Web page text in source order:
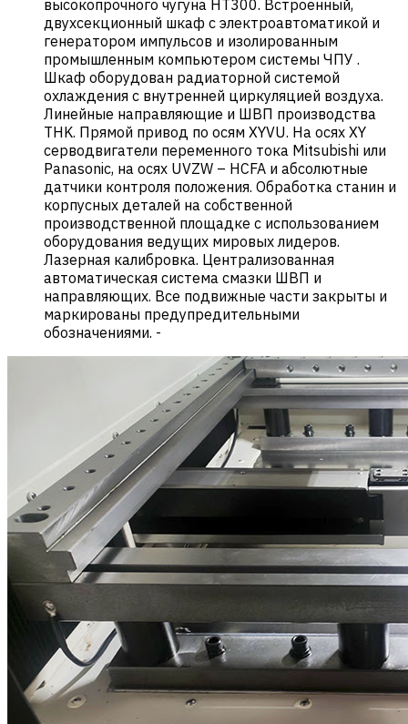
высокопрочного чугуна HT300. Встроенный,
двухсекционный шкаф с электроавтоматикой и
генератором импульсов и изолированным
промышленным компьютером системы ЧПУ .
Шкаф оборудован радиаторной системой
охлаждения с внутренней циркуляцией воздуха.
Линейные направляющие и ШВП производства
THK. Прямой привод по осям XYVU. На осях XY
серводвигатели переменного тока Mitsubishi или
Panasonic, на осях UVZW – HCFA и абсолютные
датчики контроля положения. Обработка станин и
корпусных деталей на собственной
производственной площадке с использованием
оборудования ведущих мировых лидеров.
Лазерная калибровка. Централизованная
автоматическая система смазки ШВП и
направляющих. Все подвижные части закрыты и
маркированы предупредительными
обозначениями. -